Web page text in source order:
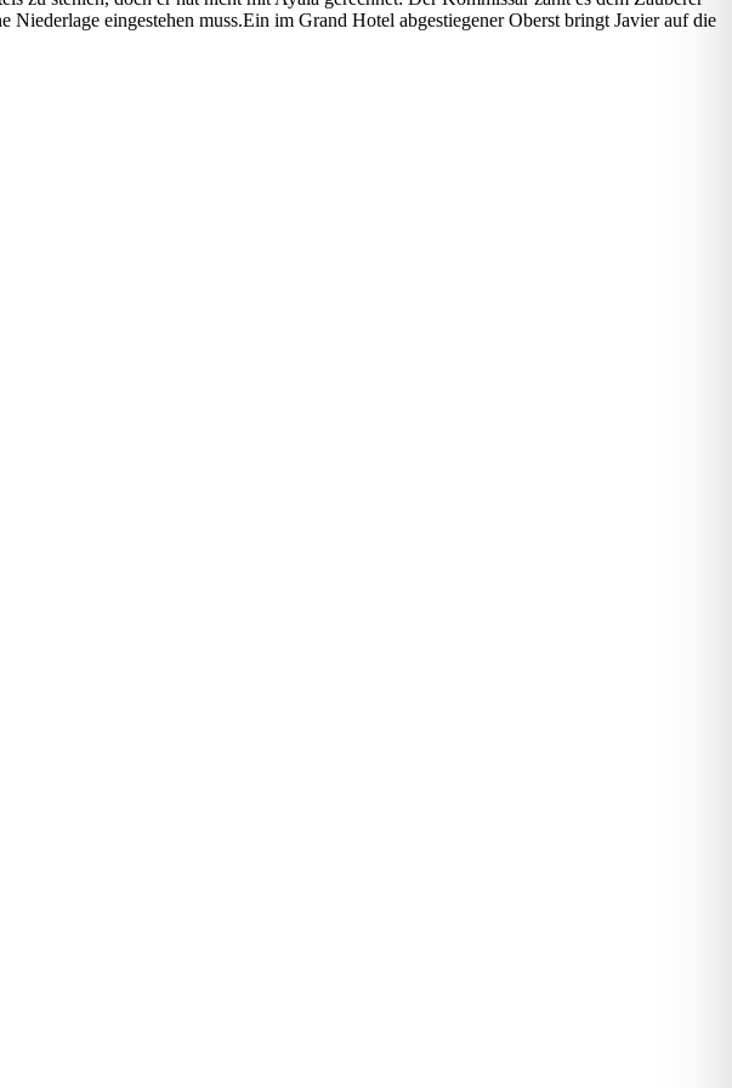
eingestehen muss.Ein im Grand Hotel abgestiegener Oberst bringt Javier auf die